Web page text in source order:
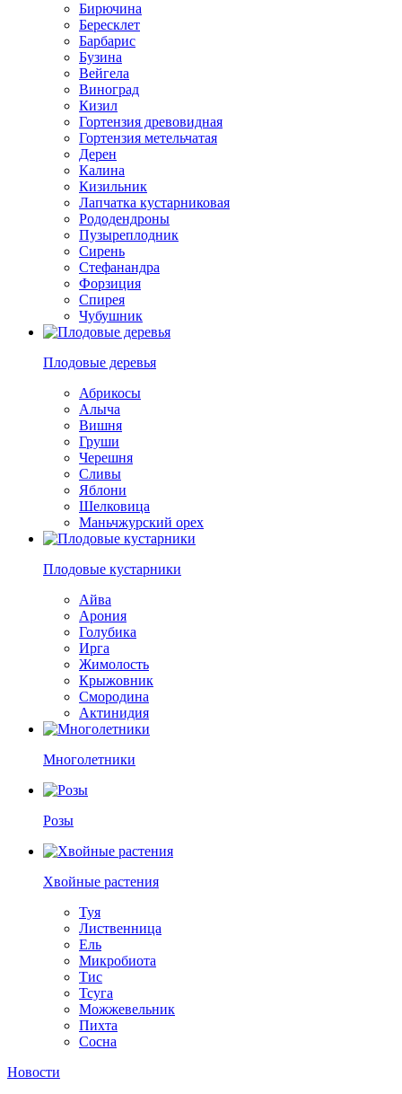
Бирючина
Бересклет
Барбарис
Бузина
Вейгела
Виноград
Кизил
Гортензия древовидная
Гортензия метельчатая
Дерен
Калина
Кизильник
Лапчатка кустарниковая
Рододендроны
Пузыреплодник
Сирень
Стефанандра
Форзиция
Спирея
Чубушник
Плодовые деревья
Абрикосы
Алыча
Вишня
Груши
Черешня
Сливы
Яблони
Шелковица
Маньчжурский орех
Плодовые кустарники
Айва
Арония
Голубика
Ирга
Жимолость
Крыжовник
Смородина
Актинидия
Многолетники
Розы
Хвойные растения
Туя
Лиственница
Ель
Микробиота
Тис
Тсуга
Можжевельник
Пихта
Сосна
Новости